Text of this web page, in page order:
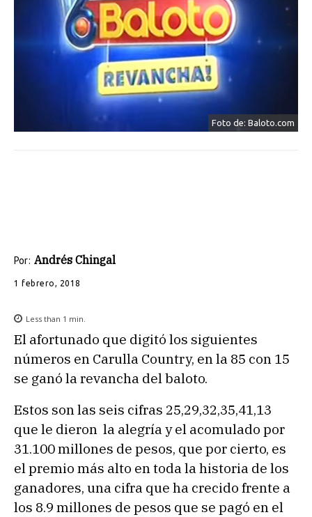
Foto de: Baloto.com
Por: Andrés Chingal
1 febrero, 2018
Less than 1 min.
El afortunado que digitó los siguientes
números en Carulla Country, en la 85 con 15
se ganó la revancha del baloto.
Estos son las seis cifras 25,29,32,35,41,13
que le dieron la alegría y el acomulado por
31.100 millones de pesos, que por cierto, es
el premio más alto en toda la historia de los
ganadores, una cifra que ha crecido frente a
los 8.9 millones de pesos que se pagó en el